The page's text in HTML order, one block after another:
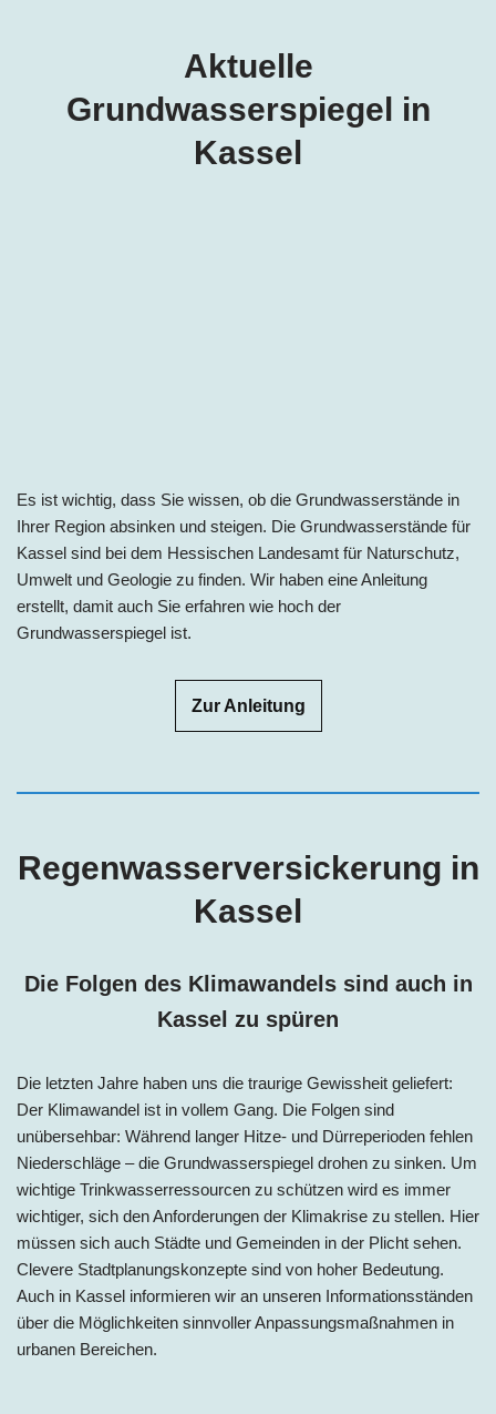
Aktuelle
Grundwasserspiegel in
Kassel
Es ist wichtig, dass Sie wissen, ob die Grundwasserstände in
Ihrer Region absinken und steigen. Die Grundwasserstände für
Kassel sind bei dem Hessischen Landesamt für Naturschutz,
Umwelt und Geologie zu finden. Wir haben eine Anleitung
erstellt, damit auch Sie erfahren wie hoch der
Grundwasserspiegel ist.
Zur Anleitung
Regenwasserversickerung in
Kassel
Die Folgen des Klimawandels sind auch in
Kassel zu spüren
Die letzten Jahre haben uns die traurige Gewissheit geliefert:
Der Klimawandel ist in vollem Gang. Die Folgen sind
unübersehbar: Während langer Hitze- und Dürreperioden fehlen
Niederschläge – die Grundwasserspiegel drohen zu sinken. Um
wichtige Trinkwasserressourcen zu schützen wird es immer
wichtiger, sich den Anforderungen der Klimakrise zu stellen. Hier
müssen sich auch Städte und Gemeinden in der Plicht sehen.
Clevere Stadtplanungskonzepte sind von hoher Bedeutung.
Auch in Kassel informieren wir an unseren Informationsständen
über die Möglichkeiten sinnvoller Anpassungsmaßnahmen in
urbanen Bereichen.